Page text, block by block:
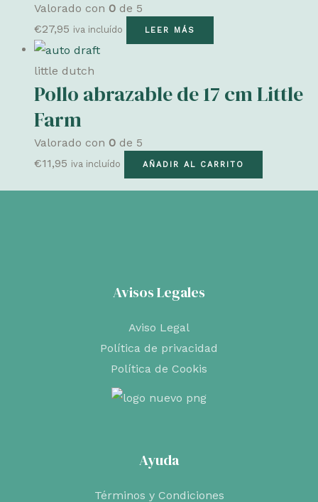
Valorado con 0 de 5
€27,95 iva incluído LEER MÁS
little dutch
Pollo abrazable de 17 cm Little
Farm
Valorado con 0 de 5
€11,95 iva incluído AÑADIR AL CARRITO
Avisos Legales
Aviso Legal
Política de privacidad
Política de Cookis
Ayuda
Términos y Condiciones